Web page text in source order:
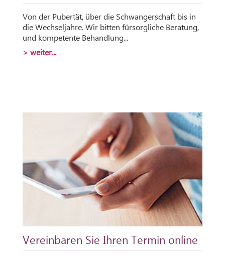
Von der Pubertät, über die Schwangerschaft bis in
die Wechseljahre. Wir bitten fürsorgliche Beratung,
und kompetente Behandlung...
> weiter...
Vereinbaren Sie Ihren Termin online